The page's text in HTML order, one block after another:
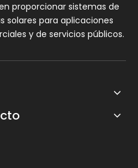
proporcionar sistemas de
solares para aplicaciones
y de servicios públicos.